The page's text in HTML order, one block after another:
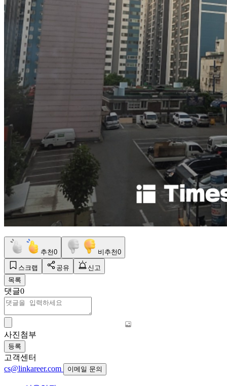
추천0 비추천0
스크랩 공유
신고
목록
댓글0
사진첨부
등록
고객센터
cs@linkareer.com
이메일 문의